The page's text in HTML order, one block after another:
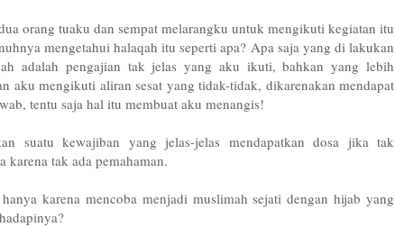
orang tuaku dan sempat melarangku untuk mengikuti kegiatan itu
mengetahui halaqah itu seperti apa? Apa saja yang di lakukan
adalah pengajian tak jelas yang aku ikuti, bahkan yang lebih
aku mengikuti aliran sesat yang tidak-tidak, dikarenakan mendapat
tentu saja hal itu membuat aku menangis!
suatu kewajiban yang jelas-jelas mendapatkan dosa jika tak
karena tak ada pemahaman.
karena mencoba menjadi muslimah sejati dengan hijab yang